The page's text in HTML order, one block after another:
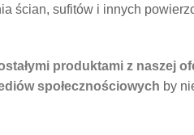
ścian, sufitów i innych
produktami z naszej
społecznościowych by